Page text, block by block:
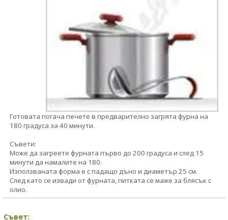
Готовата погача печете в предварително загрята фурна на
180 градуса за 40 минути.
Съвети:
Може да загреете фурната първо до 200 градуса и след 15
минути да намалите на 180.
Използваната форма е с падащо дъно и диаметър 25 см.
След като се извади от фурната, питката се маже за блясък с
олио.
Съвет: